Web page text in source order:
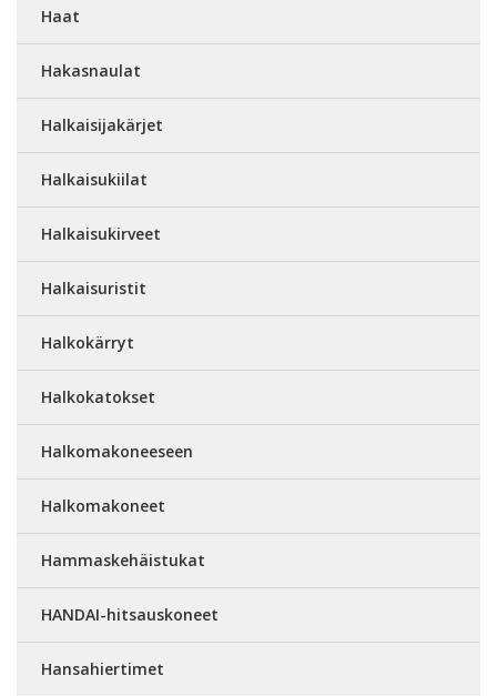
Haat
Hakasnaulat
Halkaisijakärjet
Halkaisukiilat
Halkaisukirveet
Halkaisuristit
Halkokärryt
Halkokatokset
Halkomakoneeseen
Halkomakoneet
Hammaskehäistukat
HANDAI-hitsauskoneet
Hansahiertimet